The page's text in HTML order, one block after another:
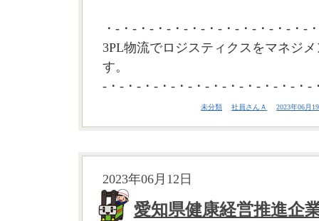
・-・-・-・-・-・-・-・-・-・-・-・-
3PL物流でロジスティクスをマネジ
す。
-・-・-・-・-・-・-・-・-・-・-・-・-
未分類 社員さんＡ 2023年06月
2023年06月12日
愛知県健康経営推進企